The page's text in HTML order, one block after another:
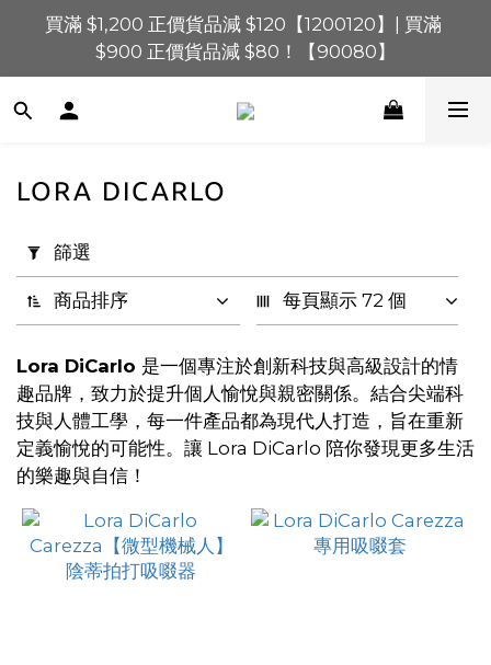
買滿 $1,200 正價貨品減 $120【1200120】| 買滿
$900 正價貨品減 $80！【90080】
買滿 $1,200 正價貨品減 $120【1200120】| 買滿
$900 正價貨品減 $80！【90080】
買滿 $600 正價貨品減 $40【60040】| 買滿 $400 正
📢 系統維護通知 – SHOPLINE Payments FPS將於
2026 年 8 月 9 日（日）凌晨 01:00 至 11:00 暫停交易
買滿 $1,200 正價貨品減 $120【1200120】| 買滿
$900 正價貨品減 $80！【90080】
篩
(0/20)
價格
(HK$)
~
品
LORA DICARLO
篩選
商品排序 每頁顯示 72 個
Lora DiCarlo 是一個專注於創新科技與高級設計的情
趣品牌，致力於提升個人愉悅與親密關係。結合尖端科
技與人體工學，每一件產品都為現代人打造，旨在重新
定義愉悅的可能性。讓 Lora DiCarlo 陪你發現更多生活
的樂趣與自信！